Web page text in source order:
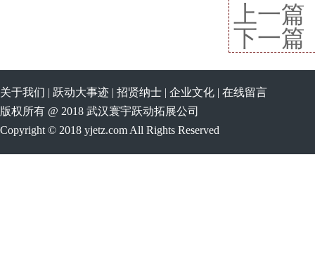
上一篇
下一篇
关于我们 | 跃动大事迹 | 招贤纳士 | 企业文化 | 在线留言
版权所有 @ 2018 武汉寰宇跃动拓展公司
Copyright © 2018 yjetz.com All Rights Reserved